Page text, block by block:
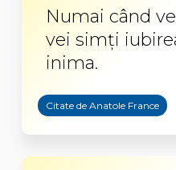
Numai când
vei simţi
inima.
Citate de Anatole France